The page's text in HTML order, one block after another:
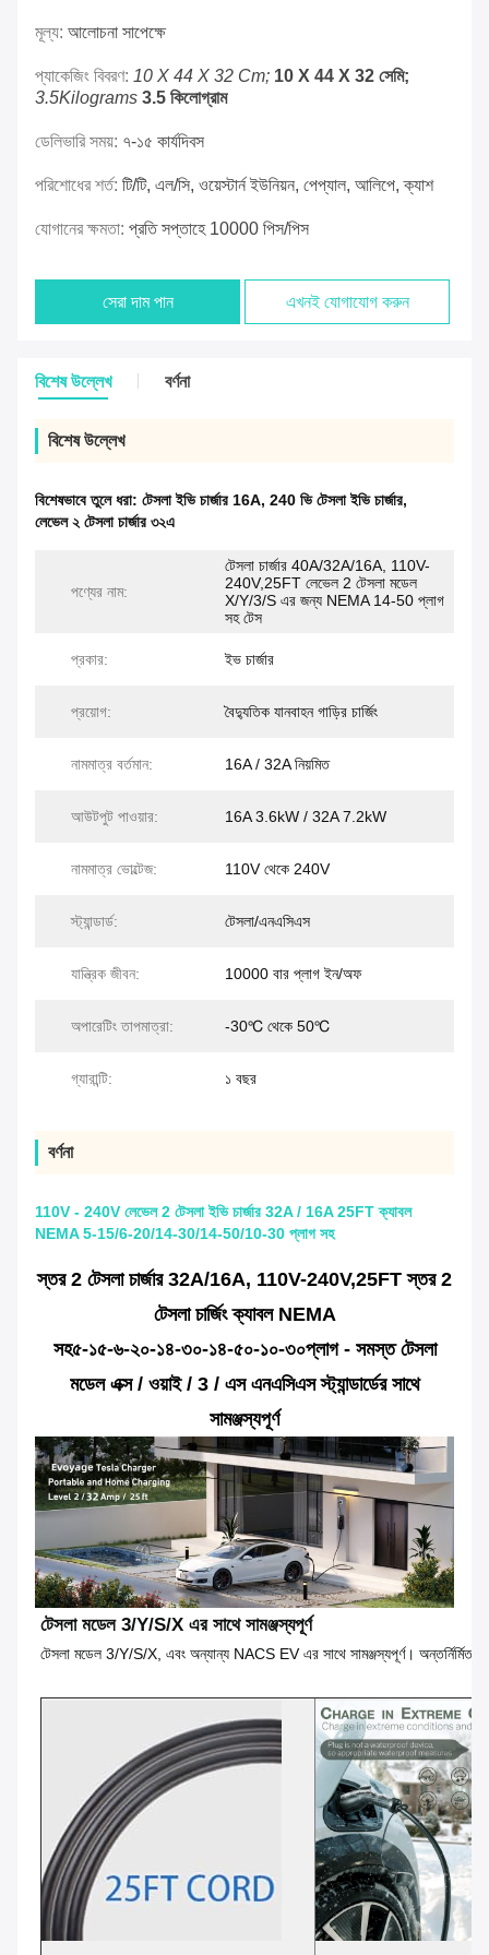
মূল্য: আলোচনা সাপেক্ষে
প্যাকেজিং বিবরণ: 10 X 44 X 32 Cm; 10 X 44 X 32 সেমি;
3.5Kilograms 3.5 কিলোগ্রাম
ডেলিভারি সময়: ৭-১৫ কার্যদিবস
পরিশোধের শর্ত: টি/টি, এল/সি, ওয়েস্টার্ন ইউনিয়ন, পেপ্যাল, আলিপে, ক্যাশ
যোগানের ক্ষমতা: প্রতি সপ্তাহে 10000 পিস/পিস
সেরা দাম পান এখনই যোগাযোগ করুন
বিশেষ উল্লেখ বর্ণনা
বিশেষ উল্লেখ
বিশেষভাবে তুলে ধরা: টেসলা ইভি চার্জার 16A, 240 ভি টেসলা ইভি চার্জার,
লেভেল ২ টেসলা চার্জার ৩২এ
পণ্যের নাম:
টেসলা চার্জার 40A/32A/16A, 110V-
240V,25FT লেভেল 2 টেসলা মডেল
X/Y/3/S এর জন্য NEMA 14-50 প্লাগ
সহ টেস
প্রকার: ইভ চার্জার
প্রয়োগ: বৈদ্যুতিক যানবাহন গাড়ির চার্জিং
নামমাত্র বর্তমান: 16A / 32A নিয়মিত
আউটপুট পাওয়ার: 16A 3.6kW / 32A 7.2kW
নামমাত্র ভোল্টেজ: 110V থেকে 240V
স্ট্যান্ডার্ড: টেসলা/এনএসিএস
যান্ত্রিক জীবন: 10000 বার প্লাগ ইন/অফ
অপারেটিং তাপমাত্রা: -30℃ থেকে 50℃
গ্যারান্টি: ১ বছর
বর্ণনা
110V - 240V লেভেল 2 টেসলা ইভি চার্জার 32A / 16A 25FT ক্যাবল
NEMA 5-15/6-20/14-30/14-50/10-30 প্লাগ সহ
স্তর 2 টেসলা চার্জার 32A/16A, 110V-240V,25FT স্তর 2
টেসলা চার্জিং ক্যাবল NEMA
সহ৫-১৫-৬-২০-১৪-৩০-১৪-৫০-১০-৩০প্লাগ - সমস্ত টেসলা
মডেল এক্স / ওয়াই / 3 / এস এনএসিএস স্ট্যান্ডার্ডের সাথে
সামঞ্জস্যপূর্ণ
টেসলা মডেল 3/Y/S/X এর সাথে সামঞ্জস্যপূর্ণ
টেসলা মডেল 3/Y/S/X, এবং অন্যান্য NACS EV এর সাথে সামঞ্জস্যপূর্ণ। অন্তর্নির্মিত